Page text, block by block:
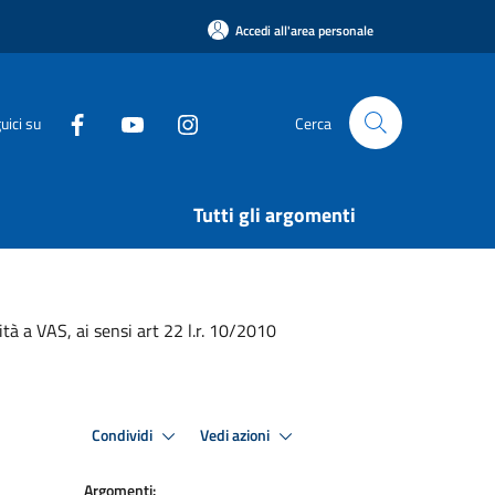
Accedi all'area personale
su Cerca
Tutti gli argomenti
a VAS, ai sensi art 22 l.r. 10/2010
Condividi Vedi azioni